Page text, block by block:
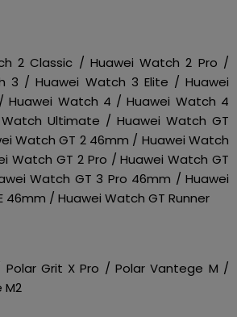
2 Classic / Huawei Watch 2 Pro /
3 / Huawei Watch 3 Elite / Huawei
Huawei Watch 4 / Huawei Watch 4
Ultimate / Huawei Watch GT
Watch GT 2 46mm / Huawei Watch
Watch GT 2 Pro / Huawei Watch GT
Watch GT 3 Pro 46mm / Huawei
46mm / Huawei Watch GT Runner
Polar Grit X Pro / Polar Vantege M /
M2